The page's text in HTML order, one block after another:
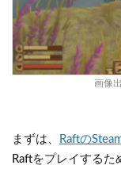
画像
まずは、 Raftの
Raftをプレイする